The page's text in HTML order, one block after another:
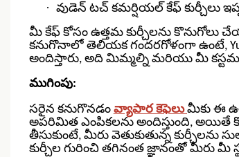
· వుడెన్ టచ్ కమర్షియల్ కేఫ్ కుర్చీలు
మీ కేఫ్ కోసం ఉత్తమ కుర్చీలను
కనుగొనాలో తెలియక గందరగోళంగా ఉంటే,
అందిస్తారు, అది మిమ్మల్ని మరియు మీ
ముగింపు:
సరైన కనుగొనడం వ్యాపార కెఫెలుమీకు ఈ
అపరిమిత ఎంపికలను అందిస్తుంది, అయితే
తీసుకుంటే, మీరు వెతుకుతున్న
కుర్చీల గురించి తగినంత జ్ఞానంతో మీరు